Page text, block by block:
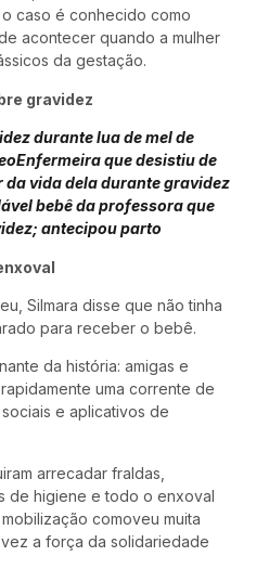
caso é conhecido como
acontecer quando a mulher
da gestação.
gravidez
durante lua de mel de
Enfermeira que desistiu de
vida dela durante gravidez
bebê da professora que
antecipou parto
Silmara disse que não tinha
para receber o bebê.
da história: amigas e
uma corrente de
e aplicativos de
arrecadar fraldas,
de higiene e todo o enxoval
comoveu muita
a força da solidariedade